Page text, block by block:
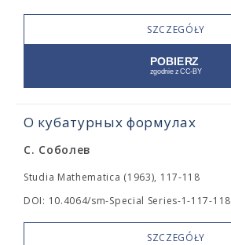
SZCZEGÓŁY
О кубатурных формулах
С. Соболев
Studia Mathematica (1963), 117-118
DOI: 10.4064/sm-Special Series-1-117-118
SZCZEGÓŁY